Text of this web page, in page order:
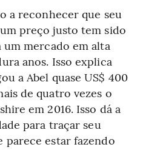
a reconhecer que seu
preço justo tem sido
mercado em alta
anos. Isso explica
a Abel quase US$ 400
de quatro vezes o
em 2016. Isso dá a
para traçar seu
estar fazendo